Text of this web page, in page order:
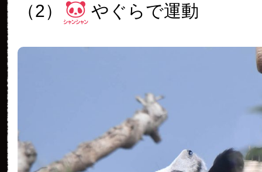
（2） やぐらで運動